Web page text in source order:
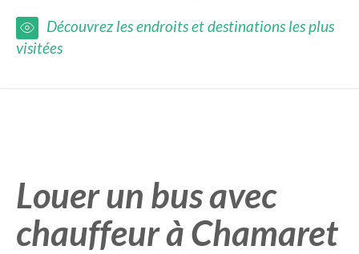
Découvrez les endroits et destinations les plus
visitées
Louer un bus avec
chauffeur à Chamaret